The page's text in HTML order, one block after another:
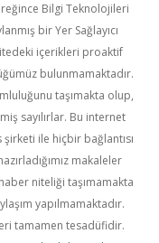
Bilgi Teknolojileri
bir Yer Sağlayıcı
içerikleri proaktif
bulunmamaktadır.
taşımakta olup,
sayılırlar. Bu internet
ile hiçbir bağlantısı
makaleler
niteliği taşımamakta
yapılmamaktadır.
tamamen tesadüfidir.